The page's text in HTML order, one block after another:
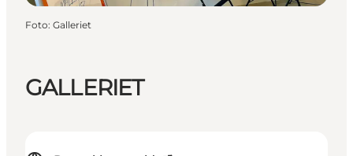
GALLERIET
Foto: Galleriet